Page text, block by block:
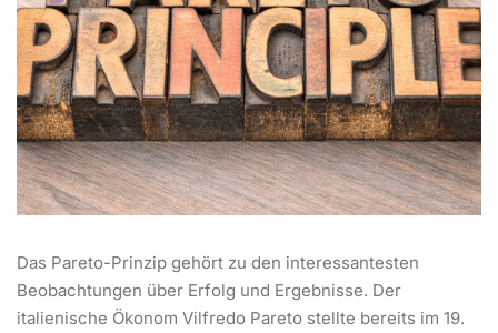
Das Pareto-Prinzip gehört zu den interessantesten
Beobachtungen über Erfolg und Ergebnisse. Der
italienische Ökonom Vilfredo Pareto stellte bereits im 19.